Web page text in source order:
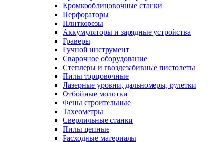
Кромкооблицовочные станки
Перфораторы
Плиткорезы
Аккумуляторы и зарядные устройства
Граверы
Ручной инструмент
Сварочное оборудование
Степлеры и гвоздезабивные пистолеты
Пилы торцовочные
Лазерные уровни, дальномеры, рулетки
Отбойные молотки
Фены строительные
Тахеометры
Сверлильные станки
Пилы цепные
Расходные материалы